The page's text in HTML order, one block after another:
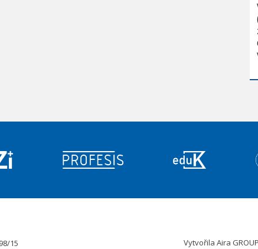
15 VytvořilaAira GROUP